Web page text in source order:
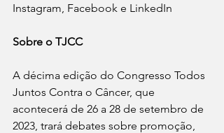
Instagram, Facebook e LinkedIn
Sobre o TJCC
A décima edição do Congresso Todos
Juntos Contra o Câncer, que
acontecerá de 26 a 28 de setembro de
2023, trará debates sobre promoção,